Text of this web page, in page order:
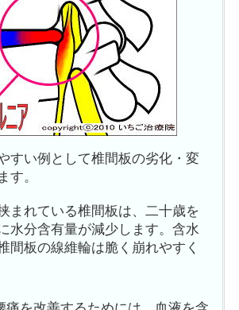
すい例として椎間板の劣化・変
す。
まれている椎間板は、二十歳を
水分含有量が減少します。含水
間板の線維輪は脆く崩れやすく